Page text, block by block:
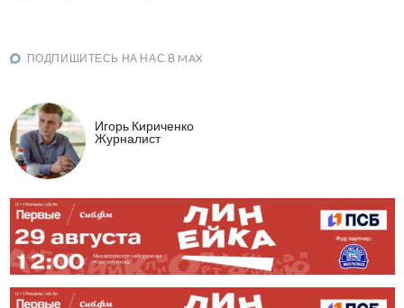
ПОДПИШИТЕСЬ НА НАС В MAX
Игорь Кириченко
Журналист